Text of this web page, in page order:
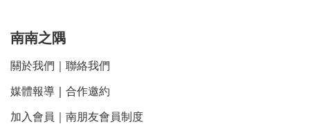
南南之隅
關於我們 聯絡我們
媒體報導 合作邀約
加入會員｜南朋友會員制度